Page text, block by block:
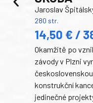
Jaroslav
280 str.
14,50 € /
Okamžitě po
závody v Plzni
konstrukční
jedinečné